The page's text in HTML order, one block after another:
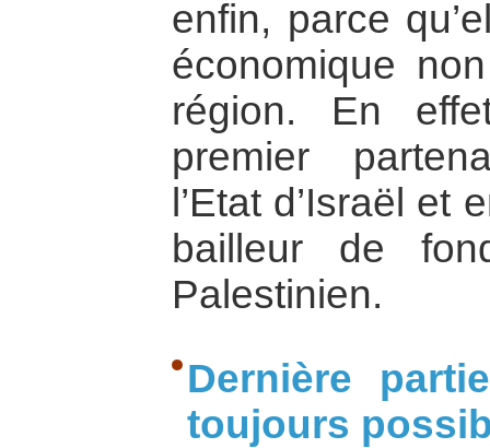
enfin, parce
économique
région. En
premier
l’Etat d’Israël et
bailleur de
Palestinien.
Dernière
toujours